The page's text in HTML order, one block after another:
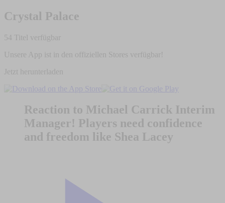
Crystal Palace
54 Titel verfügbar
Unsere App ist in den offiziellen Stores verfügbar!
Jetzt herunterladen
Reaction to Michael Carrick Interim
Manager! Players need confidence
and freedom like Shea Lacey